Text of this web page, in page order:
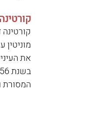
את
המסורת